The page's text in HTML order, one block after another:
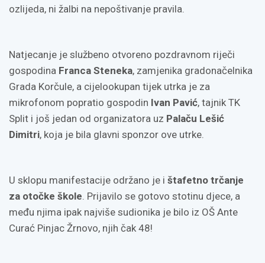
ozlijeda, ni žalbi na nepoštivanje pravila.
Natjecanje je službeno otvoreno pozdravnom riječi
gospodina Franca Steneka, zamjenika gradonačelnika
Grada Korčule, a cijelookupan tijek utrka je za
mikrofonom popratio gospodin Ivan Pavić, tajnik TK
Split i još jedan od organizatora uz Palaču Lešić
Dimitri, koja je bila glavni sponzor ove utrke.
U sklopu manifestacije održano je i štafetno trčanje
za otočke škole. Prijavilo se gotovo stotinu djece, a
među njima ipak najviše sudionika je bilo iz OŠ Ante
Curać Pinjac Žrnovo, njih čak 48!